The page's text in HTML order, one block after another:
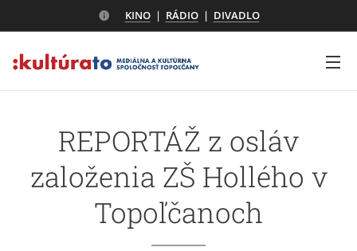
KINO| RÁDIO| DIVADLO
REPORTÁŽ z osláv
založenia ZŠ Hollého v
Topoľčanoch